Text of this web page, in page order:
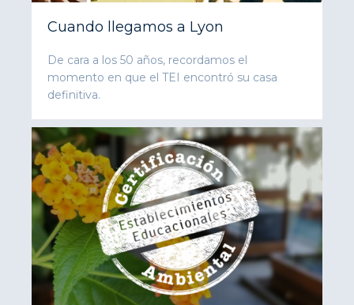
Cuando llegamos a Lyon
De cara a los 50 años, recordamos el
momento en que el TEI encontró su casa
definitiva.